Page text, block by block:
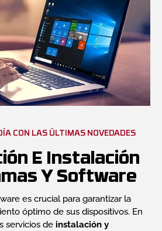
CON LAS ÚLTIMAS NOVEDADES
E Instalación
Y Software
es crucial para garantizar la
óptimo de sus dispositivos. En
servicios de instalación y